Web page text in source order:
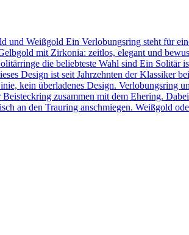
Weißgold Ein Verlobungsring steht für
mit Zirkonia: zeitlos, elegant und
die beliebteste Wahl sind Ein
Design ist seit Jahrzehnten der Klassiker
kein überladenes Design. Verlobungsring
zusammen mit dem Ehering.
an den Trauring anschmiegen. Weißgold